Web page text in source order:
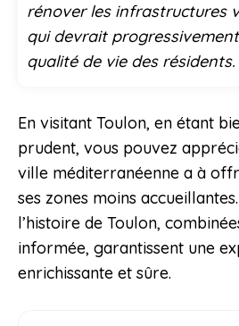
rénover les infrastructures
qui devrait
qualité de vie des résidents.
En visitant Toulon, en étant
prudent, vous pouvez
ville méditerranéenne a à
ses zones moins
l’histoire de Toulon,
informée, garantissent une
enrichissante et sûre.